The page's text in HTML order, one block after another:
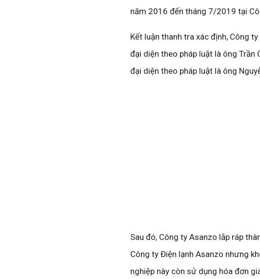
năm 2016 đến tháng 7/2019 tại
Kết luận thanh tra xác định, Công
đại diện theo pháp luật là ông Trần
đại diện theo pháp luật là ông
Sau đó, Công ty Asanzo lắp ráp
Công ty Điện lạnh Asanzo nhưng
nghiệp này còn sử dụng hóa đơn